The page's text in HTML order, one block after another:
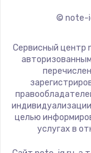
© note-
Сервисный центр
целью
услугах в